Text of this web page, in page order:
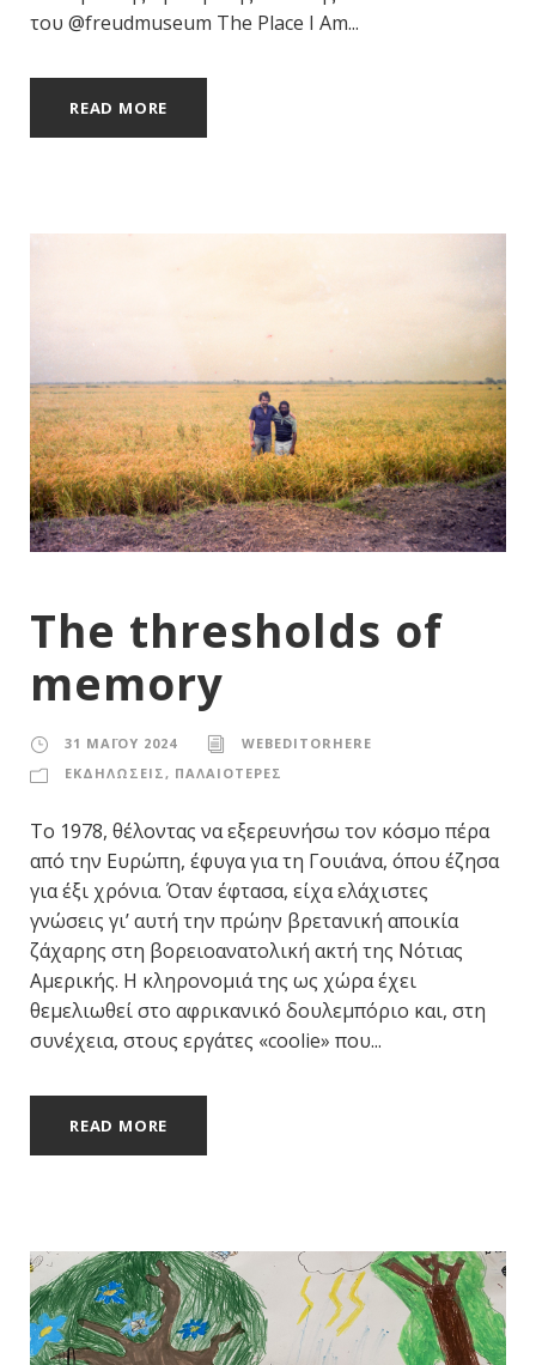
του @freudmuseum The Place I Am...
READ MORE
The thresholds of
memory
31 ΜΑΪ́ΟΥ 2024
WEBEDITORHERE
ΕΚΔΗΛΩΣΕΙΣ , ΠΑΛΑΙΟΤΕΡΕΣ
Το 1978, θέλοντας να εξερευνήσω τον κόσμο πέρα
από την Ευρώπη, έφυγα για τη Γουιάνα, όπου έζησα
για έξι χρόνια. Όταν έφτασα, είχα ελάχιστες
γνώσεις γι’ αυτή την πρώην βρετανική αποικία
ζάχαρης στη βορειοανατολική ακτή της Νότιας
Αμερικής. Η κληρονομιά της ως χώρα έχει
θεμελιωθεί στο αφρικανικό δουλεμπόριο και, στη
συνέχεια, στους εργάτες «coolie» που...
READ MORE